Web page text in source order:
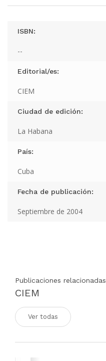
ISBN:
--
Editorial/es:
CIEM
Ciudad de edición:
La Habana
País:
Cuba
Fecha de publicación:
Septiembre de 2004
Publicaciones relacionadas
CIEM
Ver todas